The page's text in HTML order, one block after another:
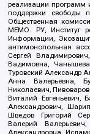
реализации программ
поддержки свободы
Общественная
МЕМО. РУ, Институт
Информации,
антимонопольная
Сергей
Вадимовна,
Туровский Александр
Анна Валерьевна,
Николаевич,
Виталий Евгеньевич,
Александрович,
Шведов Григорий
Валерий
Александровна,